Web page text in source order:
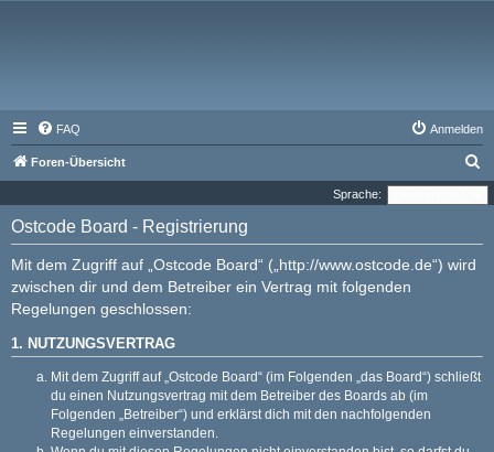
FAQ Anmelden
Foren-Übersicht
u
Sprache:
Ostcode Board - Registrierung
Mit dem Zugriff auf „Ostcode Board“ („http://www.ostcode.de“) wird
zwischen dir und dem Betreiber ein Vertrag mit folgenden
Regelungen geschlossen:
1. NUTZUNGSVERTRAG
Mit dem Zugriff auf „Ostcode Board“ (im Folgenden „das Board“) schließt
du einen Nutzungsvertrag mit dem Betreiber des Boards ab (im
Folgenden „Betreiber“) und erklärst dich mit den nachfolgenden
Regelungen einverstanden.